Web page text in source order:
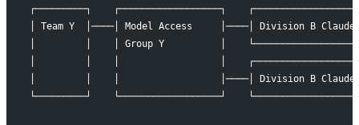
┌─────────┐    ┌──────────────────┐
│ Team Y  │────│ Model Access     │────│ Division B
│         │    │ Group Y          │
│         │    │                  │
│         │    │                  │────│ Division B Claude
└─────────┘    └──────────────────┘